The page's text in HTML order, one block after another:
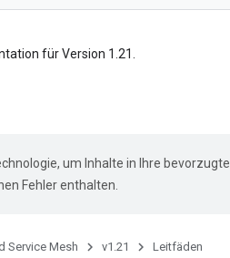
für Version 1.21.
um Inhalte in Ihre bevorzugte
Fehler enthalten.
Service Mesh v1.21 Leitfäden